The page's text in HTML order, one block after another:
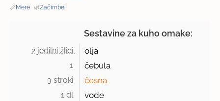
📏Mere · 🌿Začimbe
Sestavine za kuho omake:
2 jedilni žlici olja
1 čebula
3 stroki česna
1 dl vode